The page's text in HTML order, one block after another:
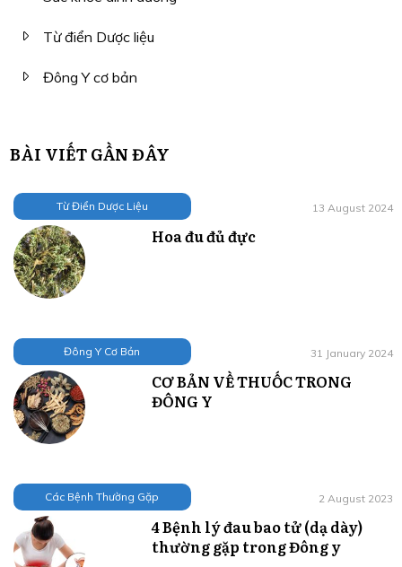
Từ điển Dược liệu
Đông Y cơ bản
BÀI VIẾT GẦN ĐÂY
Từ Điển Dược Liệu 13 August 2024
Hoa đu đủ đực
Đông Y Cơ Bản 31 January 2024
CƠ BẢN VỀ THUỐC TRONG
ĐÔNG Y
Các Bệnh Thường Gặp 2 August 2023
4 Bệnh lý đau bao tử (dạ dày)
thường gặp trong Đông y